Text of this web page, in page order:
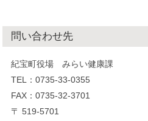
問い合わせ先
紀宝町役場 みらい健康課
TEL：0735-33-0355
FAX：0735-32-3701
〒 519-5701